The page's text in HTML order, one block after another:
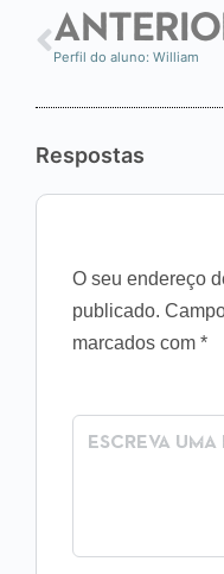
Perfil do aluno: William
Respostas
O seu endereço
publicado.
marcados com *